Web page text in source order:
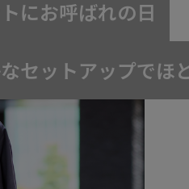
トにお呼ばれの日
なセッ トアッ プでほ